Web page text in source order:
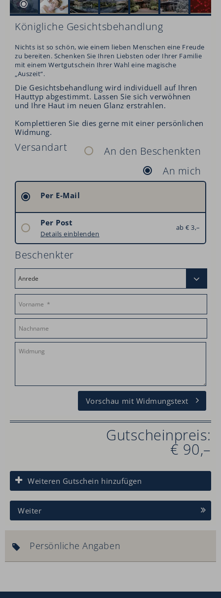
Königliche Gesichtsbehandlung
Nichts ist so schön, wie einem lieben Menschen eine Freude
zu bereiten. Schenken Sie Ihren Liebsten oder Ihrer Familie
mit einem Wertgutschein Ihrer Wahl eine magische
„Auszeit“.
Die Gesichtsbehandlung wird individuell auf Ihren
Hauttyp abgestimmt. Lassen Sie sich verwöhnen
und Ihre Haut im neuen Glanz erstrahlen.
Komplettieren Sie dies gerne mit einer persönlichen
Widmung.
Versandart
An den Beschenkten
An mich
Per E-Mail
ab € 3,–
Per Post
Details einblenden
Österreich: € 3,–
Deutschland: € 6,–
Beschenkter
Vorschau mit Widmungstext
Gutscheinpreis:
€ 90,–
Weiteren Gutschein hinzufügen
Weiter
Persönliche Angaben